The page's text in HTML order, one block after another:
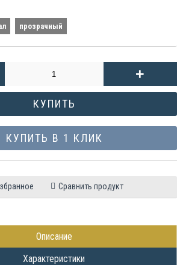
прозрачный
+
КУПИТЬ
КУПИТЬ В 1 КЛИК
Сравнить продукт
Описание
Характеристики